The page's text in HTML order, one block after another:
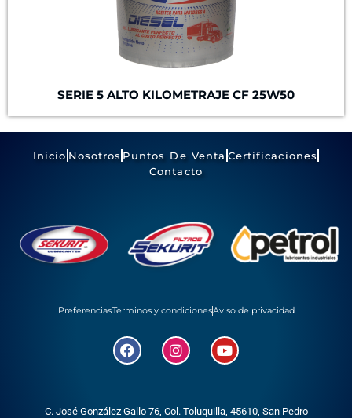
SERIE 5 ALTO KILOMETRAJE CF 25W50
Inicio Nosotros Puntos De Venta Certificaciones
Contacto
PreferenciasTerminos y condicionesAviso de privacidad
C. José González Gallo 76, Col. Toluquilla, 45610, San Pedro